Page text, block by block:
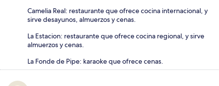
Camelia Real: restaurante que ofrece cocina internacional, y
sirve desayunos, almuerzos y cenas.
La Estacion: restaurante que ofrece cocina regional, y sirve
almuerzos y cenas.
La Fonde de Pipe: karaoke que ofrece cenas.